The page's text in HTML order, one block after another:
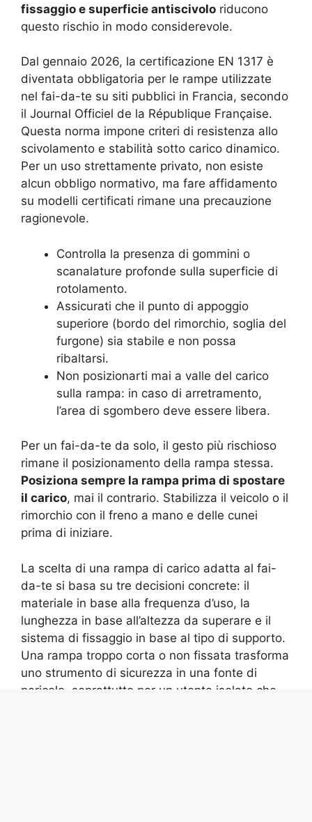
fissaggio e superficie antiscivolo riducono
questo rischio in modo considerevole.
Dal gennaio 2026, la certificazione EN 1317 è
diventata obbligatoria per le rampe utilizzate
nel fai-da-te su siti pubblici in Francia, secondo
il Journal Officiel de la République Française.
Questa norma impone criteri di resistenza allo
scivolamento e stabilità sotto carico dinamico.
Per un uso strettamente privato, non esiste
alcun obbligo normativo, ma fare affidamento
su modelli certificati rimane una precauzione
ragionevole.
Controlla la presenza di gommini o
scanalature profonde sulla superficie di
rotolamento.
Assicurati che il punto di appoggio
superiore (bordo del rimorchio, soglia del
furgone) sia stabile e non possa
ribaltarsi.
Non posizionarti mai a valle del carico
sulla rampa: in caso di arretramento,
l’area di sgombero deve essere libera.
Per un fai-da-te da solo, il gesto più rischioso
rimane il posizionamento della rampa stessa.
Posiziona sempre la rampa prima di spostare
il carico, mai il contrario. Stabilizza il veicolo o il
rimorchio con il freno a mano e delle cunei
prima di iniziare.
La scelta di una rampa di carico adatta al fai-
da-te si basa su tre decisioni concrete: il
materiale in base alla frequenza d’uso, la
lunghezza in base all’altezza da superare e il
sistema di fissaggio in base al tipo di supporto.
Una rampa troppo corta o non fissata trasforma
uno strumento di sicurezza in una fonte di
pericolo, soprattutto per un utente isolato che